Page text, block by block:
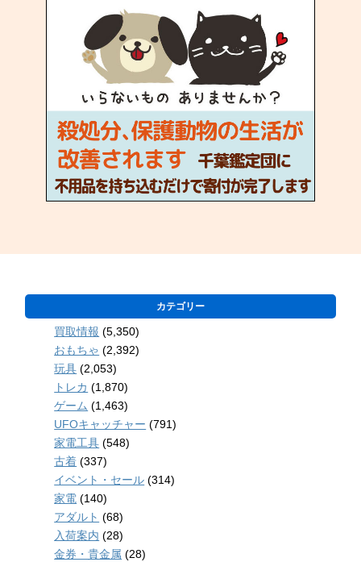
カテゴリー
買取情報 (5,350)
おもちゃ (2,392)
玩具 (2,053)
トレカ (1,870)
ゲーム (1,463)
UFOキャッチャー (791)
家電工具 (548)
古着 (337)
イベント・セール (314)
家電 (140)
アダルト (68)
入荷案内 (28)
金券・貴金属 (28)